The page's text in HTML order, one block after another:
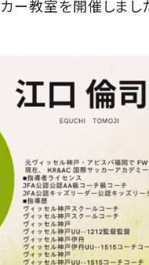
ー教室を開催しまし